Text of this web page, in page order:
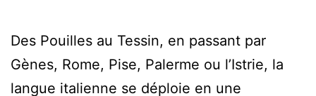
Des Pouilles au Tessin, en passant par
Gènes, Rome, Pise, Palerme ou l’Istrie, la
langue italienne se déploie en une